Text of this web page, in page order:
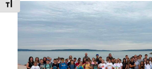
Betűméret váltása